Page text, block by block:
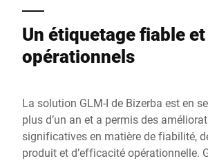
Un étiquetage fiable
opérationnels
La solution GLM-I de Bizerba est en
plus d’un an et a permis des
significatives en matière de fiabilité,
produit et d’efficacité opérationnelle.